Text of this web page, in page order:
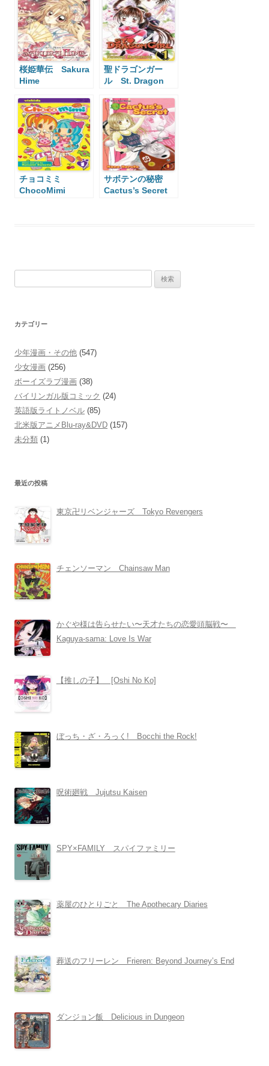
桜姫華伝 Sakura
Hime
聖ドラゴンガー
ル St. Dragon
チョコミミ
ChocoMimi
サボテンの秘密
Cactus’s Secret
カテゴリー
少年漫画・その他 (547)
少女漫画 (256)
ボーイズラブ漫画 (38)
バイリンガル版コミック (24)
英語版ライトノベル (85)
北米版アニメBlu-ray&DVD (157)
未分類 (1)
最近の投稿
東京卍リベンジャーズ Tokyo Revengers
チェンソーマン Chainsaw Man
かぐや様は告らせたい〜天才たちの恋愛頭脳戦〜
Kaguya-sama: Love Is War
【推しの子】 [Oshi No Ko]
ぼっち・ざ・ろっく! Bocchi the Rock!
呪術廻戦 Jujutsu Kaisen
SPY×FAMILY スパイファミリー
薬屋のひとりごと The Apothecary Diaries
葬送のフリーレン Frieren: Beyond Journey’s End
ダンジョン飯 Delicious in Dungeon